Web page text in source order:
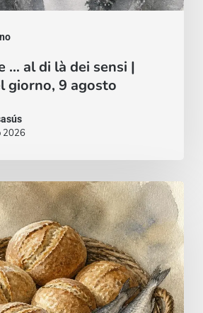
… al di là dei sensi |
giorno, 9 agosto
2026